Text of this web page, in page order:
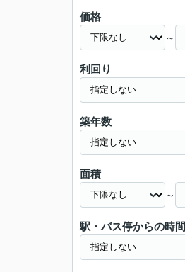
価格
～
利回り
築年数
面積
～
駅・バス停からの時間